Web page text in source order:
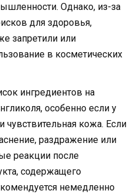
Однако, из-за
для здоровья,
запретили или
в косметических
ингредиентов на
особенно если у
чувствительная кожа. Если
раздражение или
реакции после
содержащего
немедленно